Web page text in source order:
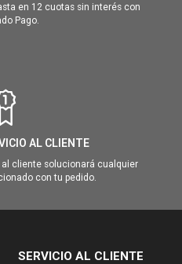
en 12 cuotas sin interés con
Pago.
AL CLIENTE
cliente solucionará cualquier
con tu pedido.
SERVICIO AL CLIENTE